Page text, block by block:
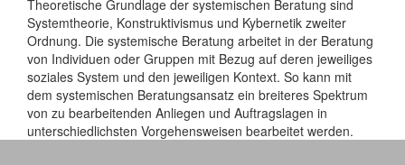
Theoretische Grundlage der systemischen Beratung sind
Systemtheorie, Konstruktivismus und Kybernetik zweiter
Ordnung. Die systemische Beratung arbeitet in der Beratung
von Individuen oder Gruppen mit Bezug auf deren jeweiliges
soziales System und den jeweiligen Kontext. So kann mit
dem systemischen Beratungsansatz ein breiteres Spektrum
von zu bearbeitenden Anliegen und Auftragslagen in
unterschiedlichsten Vorgehensweisen bearbeitet werden.